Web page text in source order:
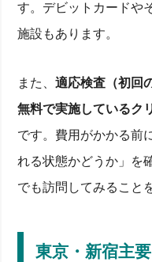
す。デビットカードや
施設もあります。
また、適応検査（初回
無料で実施しているク
です。費用がかかる前
れる状態かどうか」を
でも訪問してみること
東京・新宿主